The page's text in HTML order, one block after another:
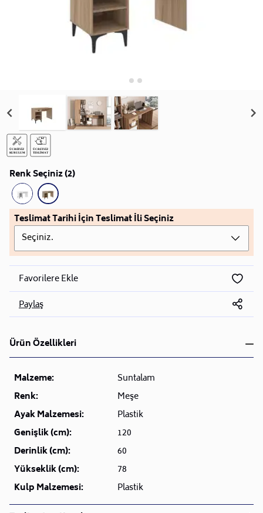
Renk Seçiniz (2)
Teslimat Tarihi İçin Teslimat İli Seçiniz
Seçiniz.
Favorilere Ekle
Paylaş
Ürün Özellikleri
Malzeme:
Suntalam
Renk:
Meşe
Ayak Malzemesi:
Plastik
Genişlik (cm):
120
Derinlik (cm):
60
Yükseklik (cm):
78
Kulp Malzemesi:
Plastik